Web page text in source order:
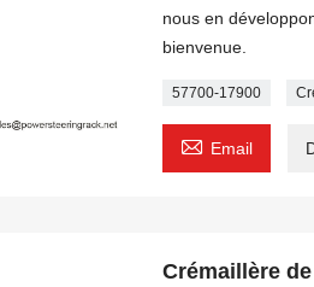
nous en
bienvenue.
57700-17900
 Email
Crémaillère